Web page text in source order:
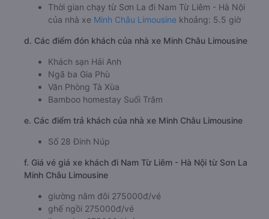
Thời gian chạy từ Sơn La đi Nam Từ Liêm - Hà Nội
của nhà xe Minh Châu Limousine khoảng: 5.5 giờ
d. Các điểm đón khách của nhà xe Minh Châu Limousine
Khách sạn Hải Anh
Ngã ba Gia Phù
Văn Phòng Tà Xùa
Bamboo homestay Suối Trắm
e. Các điểm trả khách của nhà xe Minh Châu Limousine
Số 28 Đinh Núp
f. Giá vé giá xe khách đi Nam Từ Liêm - Hà Nội từ Sơn La
Minh Châu Limousine
giường nằm đôi 275000đ/vé
ghế ngồi 275000đ/vé